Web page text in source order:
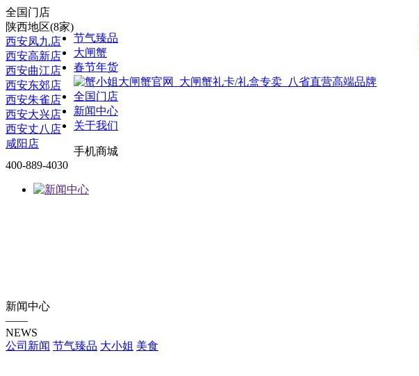
全国门店
陕西地区(8家)
西安凤九店
西安高新店
西安曲江店
西安东郊店
西安朱雀店
西安大兴店
西安丈八店
咸阳店
节气臻品
大闸蟹
春节年货
全国门店
新闻中心
关于我们
手机商城
400-889-4030
新闻中心
——
NEWS
公司新闻 节气臻品 大小姐 美食